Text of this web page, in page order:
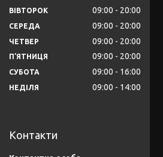
ВІВТОРОК 09:00 20:00
СЕРЕДА 09:00 20:00
ЧЕТВЕР 09:00 20:00
ПʼЯТНИЦЯ 09:00 20:00
СУБОТА 09:00 16:00
НЕДІЛЯ 09:00 14:00
Контакти